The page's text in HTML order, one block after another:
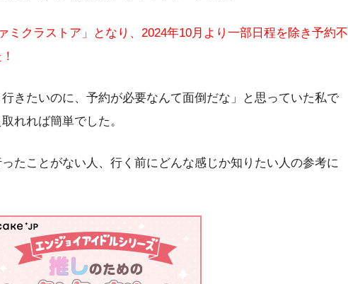
ミクラストア」となり、2024年10月より一部日程を除き予約不
行きたいのに、予約が必要なんて面倒だな」と思っていた私で
れれば簡単でした。
たことがない人、行く前にどんな感じか知りたい人の参考に